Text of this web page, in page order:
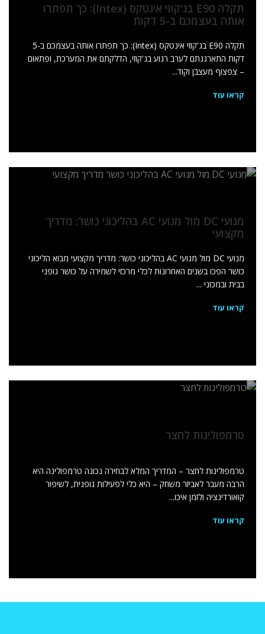
תקלה E90 בג'קוזי אינטקס (Intex): כך תפתרו
אותה בעצמכם ב-5 דקות
תקלה E90 בג'קוזי אינטקס (Intex): כך תפתרו אותה בעצמכם ב-5
דקות התארגנתם לערב רגוע בג'קוזי, הדלקתם את המערכת, ופתאום
– צפצוף מעצבן וקוד...
קראו עוד
מנועי DC מול מנועי AC בהליכוני כושר: מדריך
מקצועי
מנועי DC מול מנועי AC בהליכוני כושר: מדריך מקצועי מבוא הליכוני
כושר הפכו בשנים האחרונות לכלי מרכזי לשמירה על כושר גופני
בבית ובמכוני ...
קראו עוד
טרמפולינות לחצר
טרמפולינות לחצר – המדריך המלא לבחירה נכונה טרמפולינה היא
הרבה מעבר לאביזר משחק – היא כלי לפעילות גופנית, לשיפור
קואורדינציה ולזמן איכו...
קראו עוד